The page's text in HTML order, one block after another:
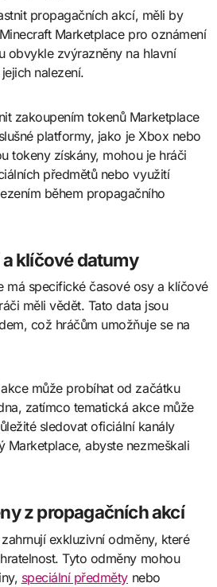
propagačních akcí, měli by
Marketplace pro oznámení
obvykle zvýrazněny na hlavní
nalezení.
zakoupením tokenů Marketplace
platformy, jako je Xbox nebo
tokeny získány, mohou je hráči
předmětů nebo využití
během propagačního
klíčové datumy
má specifické časové osy a klíčové
měli vědět. Tato data jsou
což hráčům umožňuje se na
může probíhat od začátku
zatímco tematická akce může
sledovat oficiální kanály
Marketplace, abyste nezmeškali
z propagačních akcí
exkluzivní odměny, které
Tyto odměny mohou
speciální předměty nebo